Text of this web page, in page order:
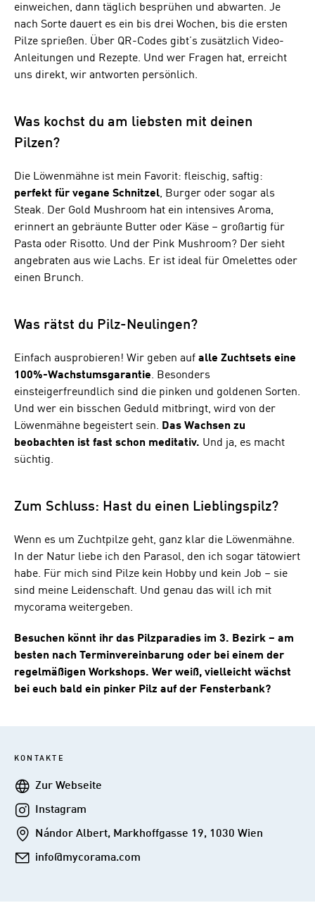
einweichen, dann täglich besprühen und abwarten. Je
nach Sorte dauert es ein bis drei Wochen, bis die ersten
Pilze sprießen. Über QR-Codes gibt’s zusätzlich Video-
Anleitungen und Rezepte. Und wer Fragen hat, erreicht
uns direkt, wir antworten persönlich.
Was kochst du am liebsten mit deinen
Pilzen?
Die Löwenmähne ist mein Favorit: fleischig, saftig:
perfekt für vegane Schnitzel, Burger oder sogar als
Steak. Der Gold Mushroom hat ein intensives Aroma,
erinnert an gebräunte Butter oder Käse – großartig für
Pasta oder Risotto. Und der Pink Mushroom? Der sieht
angebraten aus wie Lachs. Er ist ideal für Omelettes oder
einen Brunch.
Was rätst du Pilz-Neulingen?
Einfach ausprobieren! Wir geben auf alle Zuchtsets eine
100%-Wachstumsgarantie. Besonders
einsteigerfreundlich sind die pinken und goldenen Sorten.
Und wer ein bisschen Geduld mitbringt, wird von der
Löwenmähne begeistert sein. Das Wachsen zu
beobachten ist fast schon meditativ. Und ja, es macht
süchtig.
Zum Schluss: Hast du einen Lieblingspilz?
Wenn es um Zuchtpilze geht, ganz klar die Löwenmähne.
In der Natur liebe ich den Parasol, den ich sogar tätowiert
habe. Für mich sind Pilze kein Hobby und kein Job – sie
sind meine Leidenschaft. Und genau das will ich mit
mycorama weitergeben.
Besuchen könnt ihr das Pilzparadies im 3. Bezirk – am
besten nach Terminvereinbarung oder bei einem der
regelmäßigen Workshops. Wer weiß, vielleicht wächst
bei euch bald ein pinker Pilz auf der Fensterbank?
KONTAKTE
WebseiteZur Webseite
Instagram
Instagram
Addresse
Nándor Albert, Markhoffgasse 19, 1030 Wien
E-
info@mycorama.com